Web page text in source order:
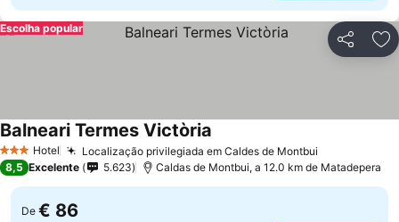
Partilhar
Escolha popular
3 EstrelasHotel Localização privilegiada em Caldes de Montbui
Balneari Termes Victòria
8,5 Excelente 5.623 Caldas de Montbui, a 12.0 km de Matadepera
De € 86